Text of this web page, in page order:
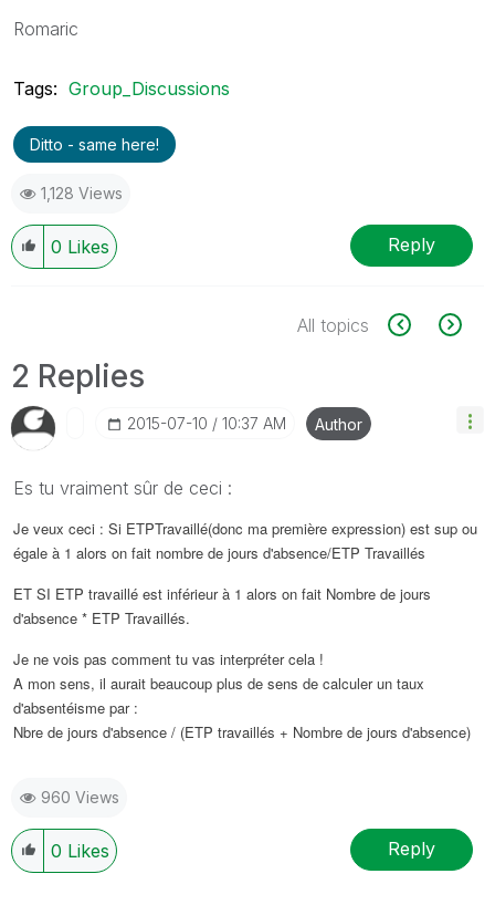
Romaric
Tags: Group_Discussions
Ditto - same here!
1,128 Views
0 Likes Reply
All topics
2 Replies
‎2015-07-10 10:37 AM Author
Es tu vraiment sûr de ceci :
Je veux ceci : Si ETPTravaillé(donc ma première expression) est sup ou
égale à 1 alors on fait nombre de jours d'absence/ETP Travaillés
ET SI ETP travaillé est inférieur à 1 alors on fait Nombre de jours
d'absence * ETP Travaillés.
Je ne vois pas comment tu vas interpréter cela !
A mon sens, il aurait beaucoup plus de sens de calculer un taux
d'absentéisme par :
Nbre de jours d'absence / (ETP travaillés + Nombre de jours d'absence)
960 Views
0 Likes Reply